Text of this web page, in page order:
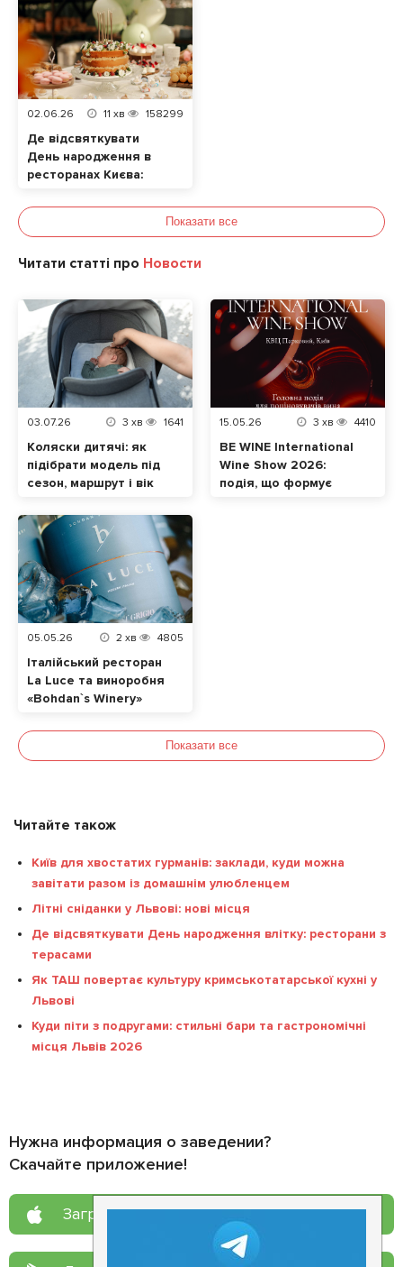
02.06.26 11 хв 158299
Де відсвяткувати
День народження в
ресторанах Києва:
Показати все
Читати статті про Новости
03.07.26 3 хв 1641
Коляски дитячі: як
підібрати модель під
сезон, маршрут і вік
15.05.26 3 хв 4410
BE WINE International
Wine Show 2026:
подія, що формує
05.05.26 2 хв 4805
Італійський ресторан
La Luce та виноробня
«Bohdan`s Winery»
авторське Піно
Показати все
Читайте також
Київ для хвостатих гурманів: заклади, куди можна
завітати разом із домашнім улюбленцем
Літні сніданки у Львові: нові місця
Де відсвяткувати День народження влітку: ресторани з
терасами
Як ТАШ повертає культуру кримськотатарської кухні у
Львові
Куди піти з подругами: стильні бари та гастрономічні
місця Львів 2026
Нужна информация о заведении?
Скачайте приложение!
Загрузите в App Store